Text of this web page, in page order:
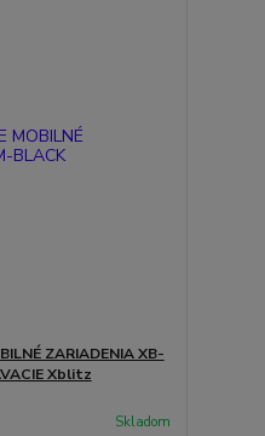
ZARIADENIA XB-
Xblitz
Skladom